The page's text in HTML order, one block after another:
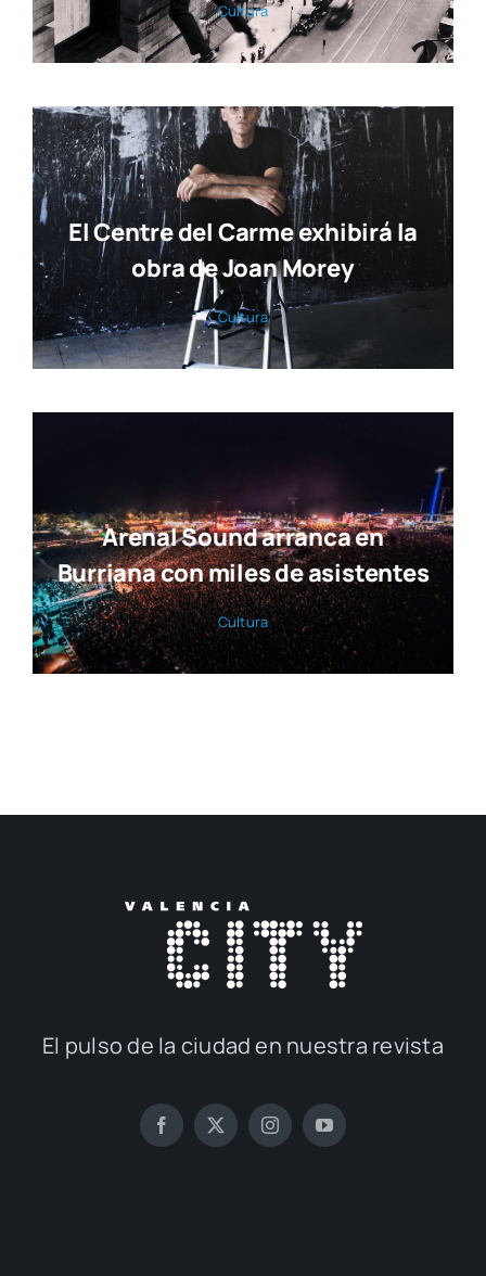
Cul­tu­ra
El Centre del Carme exhibirá la
obra de Joan Morey
Cul­tu­ra
Arenal Sound arranca en
Burriana con miles de asistentes
Cul­tu­ra
El pul­so de la ciu­dad en nues­tra revis­ta